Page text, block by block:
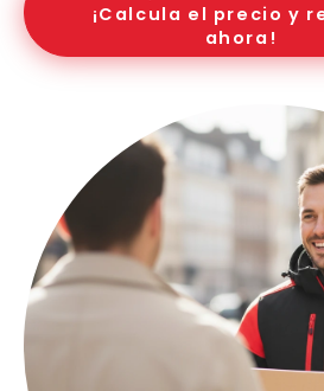
¡Calcula el precio y
ahora!